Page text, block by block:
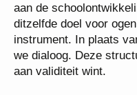
aan de
ditzelfde doel voor
instrument. In plaats
we dialoog. Deze
aan validiteit wint.